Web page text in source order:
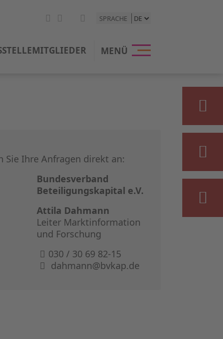
SPRACHE
MITGLIEDER MENÜ
Sie Ihre Anfragen direkt an:
Bundesverband
Beteiligungskapital e.V.
Attila Dahmann
Leiter Marktinformation
und Forschung
030 / 30 69 82-15
dahmann@bvkap.de
STATISTIK
PRESSE
EVENTS